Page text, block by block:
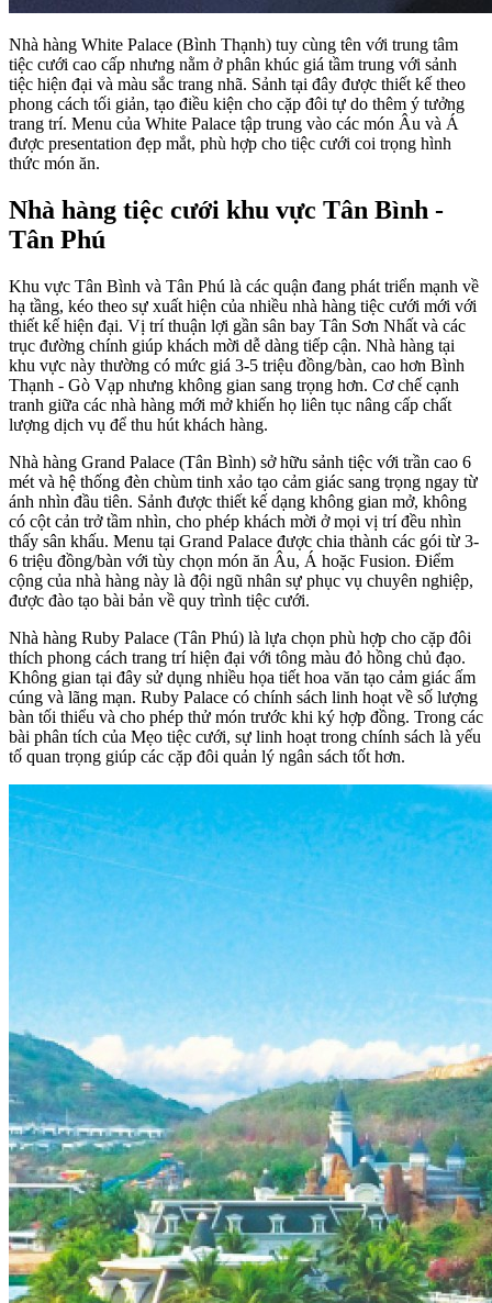
Nhà hàng White Palace (Bình Thạnh) tuy cùng tên với trung tâm
tiệc cưới cao cấp nhưng nằm ở phân khúc giá tầm trung với sảnh
tiệc hiện đại và màu sắc trang nhã. Sảnh tại đây được thiết kế theo
phong cách tối giản, tạo điều kiện cho cặp đôi tự do thêm ý tưởng
trang trí. Menu của White Palace tập trung vào các món Âu và Á
được presentation đẹp mắt, phù hợp cho tiệc cưới coi trọng hình
thức món ăn.
Nhà hàng tiệc cưới khu vực Tân Bình -
Tân Phú
Khu vực Tân Bình và Tân Phú là các quận đang phát triển mạnh về
hạ tầng, kéo theo sự xuất hiện của nhiều nhà hàng tiệc cưới mới với
thiết kế hiện đại. Vị trí thuận lợi gần sân bay Tân Sơn Nhất và các
trục đường chính giúp khách mời dễ dàng tiếp cận. Nhà hàng tại
khu vực này thường có mức giá 3-5 triệu đồng/bàn, cao hơn Bình
Thạnh - Gò Vạp nhưng không gian sang trọng hơn. Cơ chế cạnh
tranh giữa các nhà hàng mới mở khiến họ liên tục nâng cấp chất
lượng dịch vụ để thu hút khách hàng.
Nhà hàng Grand Palace (Tân Bình) sở hữu sảnh tiệc với trần cao 6
mét và hệ thống đèn chùm tinh xảo tạo cảm giác sang trọng ngay từ
ánh nhìn đầu tiên. Sảnh được thiết kế dạng không gian mở, không
có cột cản trở tầm nhìn, cho phép khách mời ở mọi vị trí đều nhìn
thấy sân khấu. Menu tại Grand Palace được chia thành các gói từ 3-
6 triệu đồng/bàn với tùy chọn món ăn Âu, Á hoặc Fusion. Điểm
cộng của nhà hàng này là đội ngũ nhân sự phục vụ chuyên nghiệp,
được đào tạo bài bản về quy trình tiệc cưới.
Nhà hàng Ruby Palace (Tân Phú) là lựa chọn phù hợp cho cặp đôi
thích phong cách trang trí hiện đại với tông màu đỏ hồng chủ đạo.
Không gian tại đây sử dụng nhiều họa tiết hoa văn tạo cảm giác ấm
cúng và lãng mạn. Ruby Palace có chính sách linh hoạt về số lượng
bàn tối thiểu và cho phép thử món trước khi ký hợp đồng. Trong các
bài phân tích của Mẹo tiệc cưới, sự linh hoạt trong chính sách là yếu
tố quan trọng giúp các cặp đôi quản lý ngân sách tốt hơn.